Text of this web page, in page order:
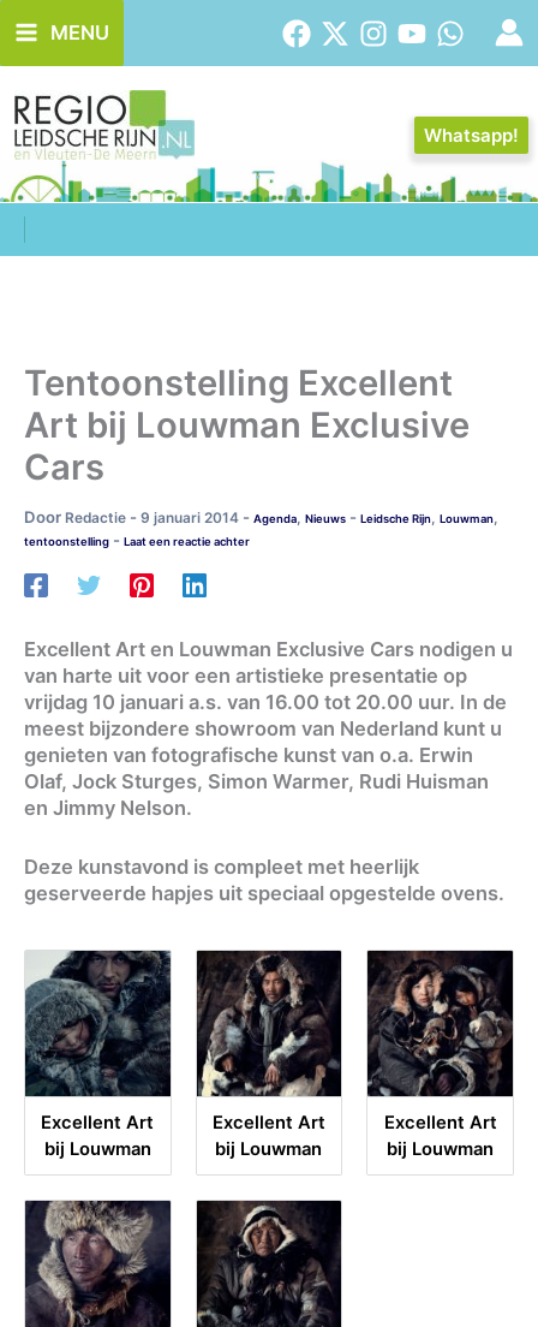
naar
de
inhoud
MENU
Whatsapp!
Tentoonstelling Excellent
Art bij Louwman Exclusive
Cars
Door Redactie - 9 januari 2014 - Agenda, Nieuws - Leidsche Rijn, Louwman,
tentoonstelling - Laat een reactie achter
Excellent Art en Louwman Exclusive Cars nodigen u
van harte uit voor een artistieke presentatie op
vrijdag 10 januari a.s. van 16.00 tot 20.00 uur. In de
meest bijzondere showroom van Nederland kunt u
genieten van fotografische kunst van o.a. Erwin
Olaf, Jock Sturges, Simon Warmer, Rudi Huisman
en Jimmy Nelson.
Deze kunstavond is compleet met heerlijk
geserveerde hapjes uit speciaal opgestelde ovens.
Excellent Art
bij Louwman
Excellent Art
bij Louwman
Excellent Art
bij Louwman